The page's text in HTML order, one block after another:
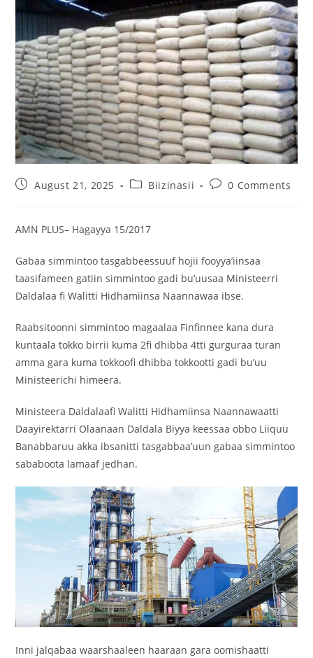
August 21, 2025 Biizinasii 0 Comments
AMN PLUS– Hagayya 15/2017
Gabaa simmintoo tasgabbeessuuf hojii fooyya’iinsaa
taasifameen gatiin simmintoo gadi bu’uusaa Ministeerri
Daldalaa fi Walitti Hidhamiinsa Naannawaa ibse.
Raabsitoonni simmintoo magaalaa Finfinnee kana dura
kuntaala tokko birrii kuma 2fi dhibba 4tti gurguraa turan
amma gara kuma tokkoofi dhibba tokkootti gadi bu’uu
Ministeerichi himeera.
Ministeera Daldalaafi Walitti Hidhamiinsa Naannawaatti
Daayirektarri Olaanaan Daldala Biyya keessaa obbo Liiquu
Banabbaruu akka ibsanitti tasgabbaa’uun gabaa simmintoo
sababoota lamaaf jedhan.
Inni jalqabaa waarshaaleen haaraan gara oomishaatti